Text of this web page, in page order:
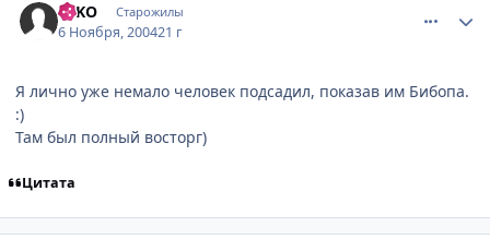
BsKO Старожилы
6 Ноября, 200421 г
Я лично уже немало человек подсадил, показав им Бибопа.
:)
Там был полный восторг)
Цитата